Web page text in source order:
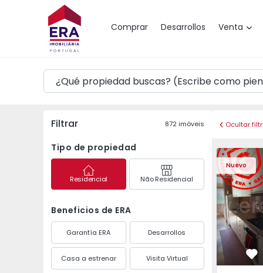
Comprar Desarrollos Venta
Mapa
Filtrar 872imóveis
Tipo de propiedad
Residencial Não Residencial
Beneficios de ERA
Garantía ERA Desarrollos
Casa a estrenar Visita Virtual
Ocultar
Nuevo
Apartamento T3